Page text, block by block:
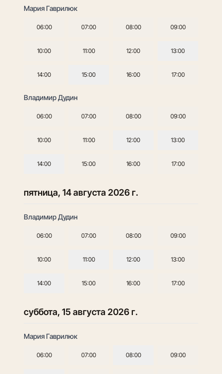
Мария Гаврилюк
06:00 07:00 08:00 09:00
10:00 11:00 12:00 13:00
14:00 15:00 16:00 17:00
Владимир Дудин
06:00 07:00 08:00 09:00
10:00 11:00 12:00 13:00
14:00 15:00 16:00 17:00
пятница, 14 августа 2026 г.
Владимир Дудин
06:00 07:00 08:00 09:00
10:00 11:00 12:00 13:00
14:00 15:00 16:00 17:00
суббота, 15 августа 2026 г.
Мария Гаврилюк
06:00 07:00 08:00 09:00